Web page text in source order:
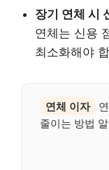
장기 연체 시
연체는 신용
최소화해야
연체 이자
줄이는 방법